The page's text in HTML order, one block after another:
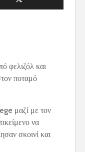
φελιζόλ και
ποταμό
μαζί με τον
να
σκοινί και